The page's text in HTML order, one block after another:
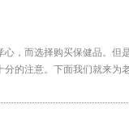
，而选择购买保健品。但
的注意。下面我们就来为